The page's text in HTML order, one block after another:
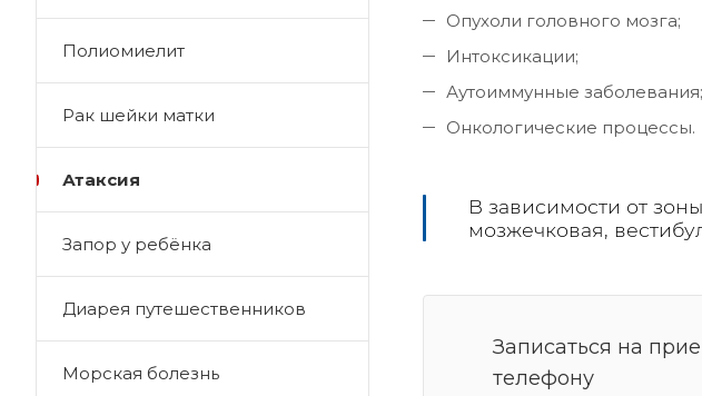
Опухоли головного мозга;
Интоксикации;
Аутоиммунные заболевания;
Онкологические процессы.
В зависимости от
мозжечковая,
Записаться на
телефону
Полиомиелит
Рак шейки матки
Атаксия
Запор у ребёнка
Диарея путешественников
Морская болезнь